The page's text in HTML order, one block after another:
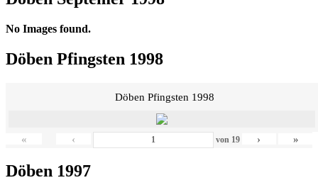
No Images found.
Döben Pfingsten 1998
Döben Pfingsten 1998
« ‹ von 19 › »
Döben 1997